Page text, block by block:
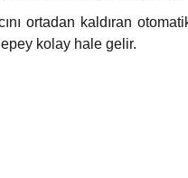
ortadan kaldıran
kolay hale gelir.